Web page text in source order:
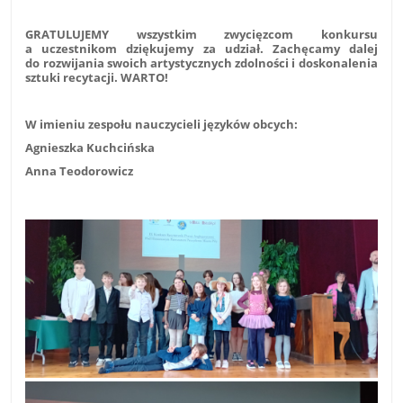
GRATULUJEMY wszystkim zwycięzcom konkursu
a uczestnikom dziękujemy za udział. Zachęcamy dalej
do rozwijania swoich artystycznych zdolności i doskonalenia
sztuki recytacji. WARTO!
W imieniu zespołu nauczycieli języków obcych:
Agnieszka Kuchcińska
Anna Teodorowicz